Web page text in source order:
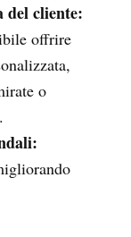
del cliente:
offrire
o